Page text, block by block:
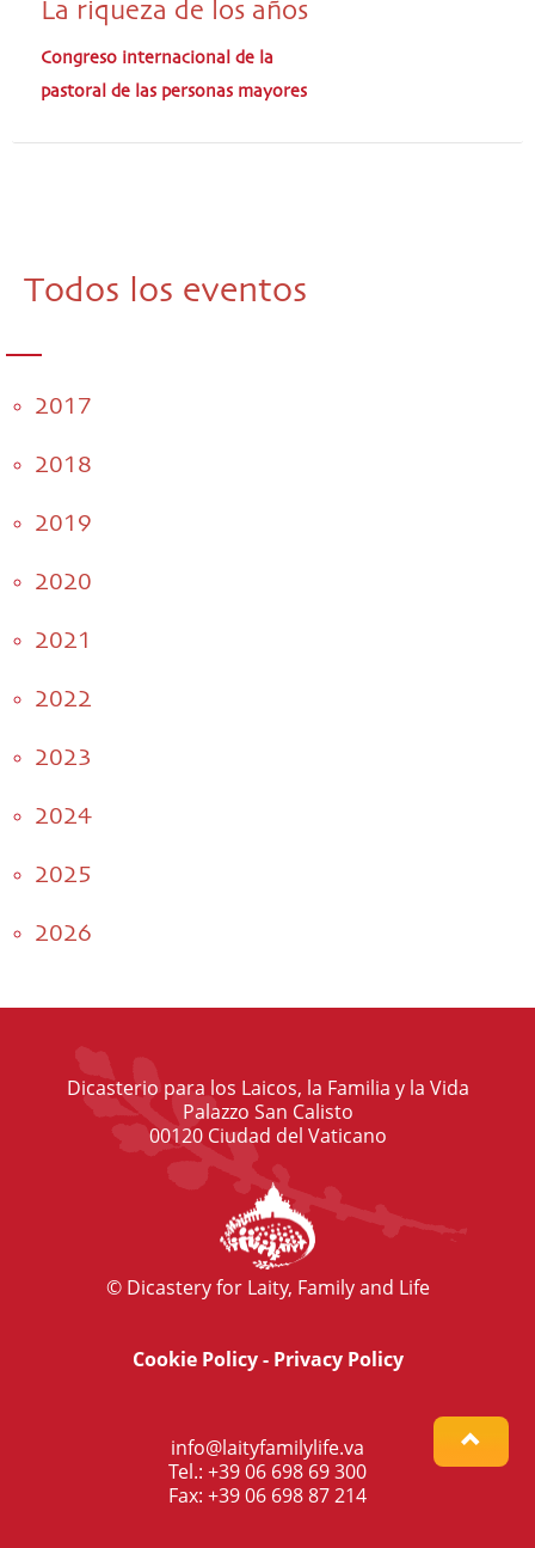
La riqueza de los años
Congreso internacional de la
pastoral de las personas mayores
Todos los eventos
2017
2018
2019
2020
2021
2022
2023
2024
2025
2026
Dicasterio para los Laicos, la Familia y la Vida
Palazzo San Calisto
00120 Ciudad del Vaticano
© Dicastery for Laity, Family and Life
Cookie Policy- Privacy Policy
info@laityfamilylife.va
Tel.: +39 06 698 69 300
Fax: +39 06 698 87 214